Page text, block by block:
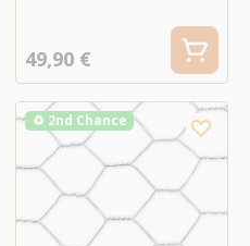
49,90 €
♻ 2nd Chance